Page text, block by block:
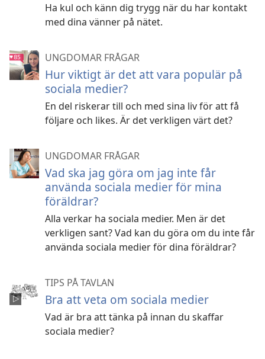
Ha kul och känn dig trygg när du har kontakt
med dina vänner på nätet.
UNGDOMAR FRÅGAR
Hur viktigt är det att vara populär på
sociala medier?
En del riskerar till och med sina liv för att få
följare och likes. Är det verkligen värt det?
UNGDOMAR FRÅGAR
Vad ska jag göra om jag inte får
använda sociala medier för mina
föräldrar?
Alla verkar ha sociala medier. Men är det
verkligen sant? Vad kan du göra om du inte får
använda sociala medier för dina föräldrar?
TIPS PÅ TAVLAN
Bra att veta om sociala medier
Vad är bra att tänka på innan du skaffar
sociala medier?